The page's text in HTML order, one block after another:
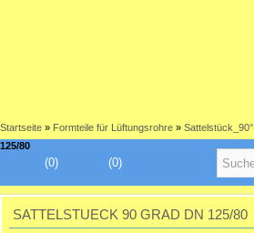
Startseite » Formteile für Lüftungsrohre » Sattelstück_90°
125/80
(0)
(0)
SATTELSTUECK 90 GRAD DN 125/80